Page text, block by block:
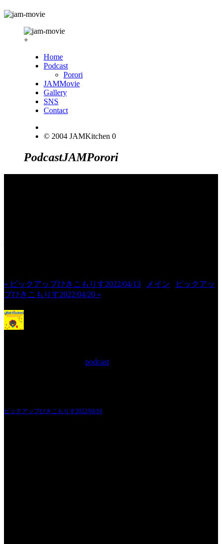
+
Home
Podcast
Porori
JAMMovie
Gallery
SNS
Contact
© 2004 JAMKitchen 0
PodcastJAMPorori
« ピックアップひきこもりす2022/04/13 メイン
ピックアッ
プひきこもりす2022/04/20 »
podcast
ピックアップひきこもりす2022/04/16